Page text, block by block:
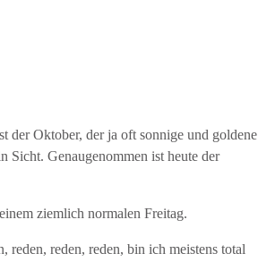
der Oktober, der ja oft sonnige und goldene
Sicht. Genaugenommen ist heute der
ziemlich normalen Freitag.
reden, reden, reden, bin ich meistens total